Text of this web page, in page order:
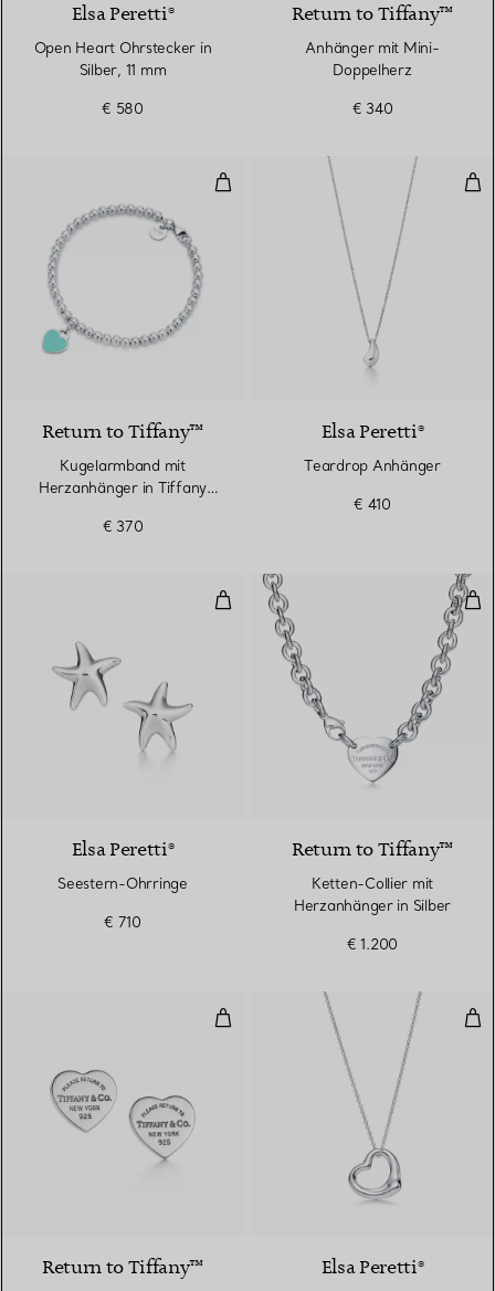
Elsa Peretti®
Open Heart Ohrstecker in
Silber, 11 mm
€ 580
Return to Tiffany™
Anhänger mit Mini-
Doppelherz
€ 340
Kugelarmband mit
3 Farben
Return to Tiffany™
Kugelarmband mit
Herzanhänger in Tiffany
€ 370
Elsa Peretti®
Teardrop Anhänger
€ 410
Seestern-Ohrringe
Elsa Peretti®
Seestern-Ohrringe
€ 710
Return to Tiffany™
Ketten-Collier mit
Herzanhänger in Silber
€ 1.200
Herz-Ohrstecker in Silber, Mini
Return to Tiffany™ Elsa Peretti®